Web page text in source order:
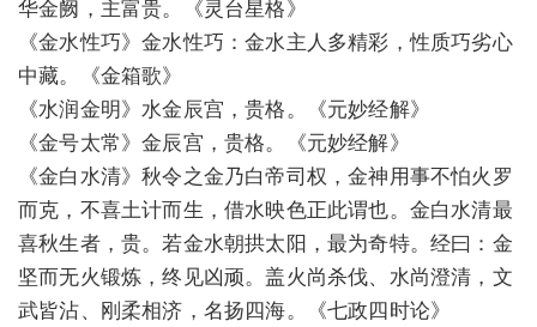
华金阙，主富贵。《灵台星格》
《金水性巧》金水性巧：金水主人多精彩，性质巧劣心
中藏。《金箱歌》
《水润金明》水金辰宫，贵格。《元妙经解》
《金号太常》金辰宫，贵格。《元妙经解》
《金白水清》秋令之金乃白帝司权，金神用事不怕火罗
而克，不喜土计而生，借水映色正此谓也。金白水清最
喜秋生者，贵。若金水朝拱太阳，最为奇特。经曰：金
坚而无火锻炼，终见凶顽。盖火尚杀伐、水尚澄清，文
武皆沾、刚柔相济，名扬四海。《七政四时论》